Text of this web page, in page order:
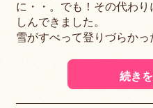
に・・。でも！その代わ
しんできました。
雪がすべって登りづらか
続き